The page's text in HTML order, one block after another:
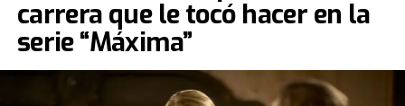
carrera que le tocó hacer en la
serie “Máxima”